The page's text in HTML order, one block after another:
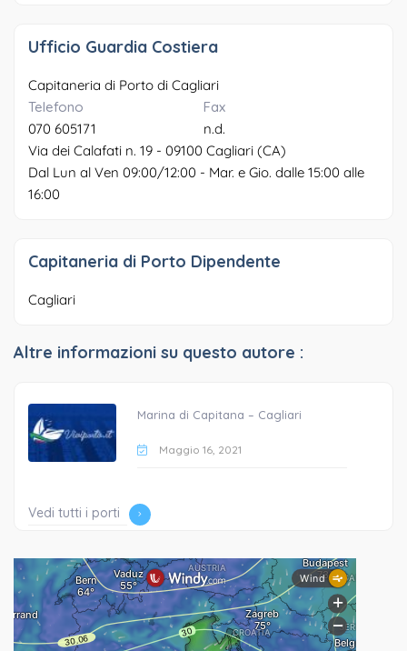
Ufficio Guardia Costiera
Capitaneria di Porto di Cagliari
Telefono
070 605171
Fax
n.d.
Via dei Calafati n. 19 - 09100 Cagliari (CA)
Dal Lun al Ven 09:00/12:00 - Mar. e Gio. dalle 15:00 alle
16:00
Capitaneria di Porto Dipendente
Cagliari
Altre informazioni su questo autore :
Marina di Capitana – Cagliari
Maggio 16, 2021
Vedi tutti i porti